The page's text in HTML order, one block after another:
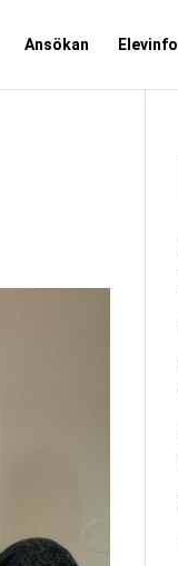
Ansökan Elevinfo